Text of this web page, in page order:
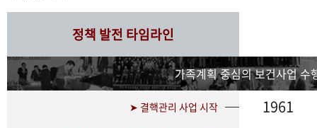
정책 발전 타임라인
가족계획 중심의 보건사업 수
➤ 결핵관리 사업 시작 1961